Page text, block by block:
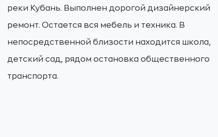
реки Кубань. Выполнен дорогой дизайнерский
ремонт. Остается вся мебель и техника. В
непосредственной близости находится школа,
детский сад, рядом остановка общественного
транспорта.